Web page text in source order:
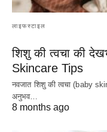
लाइफस्टाइल
शिशु की त्वचा की
Skincare Tips
नवजात शिशु की त्वचा (baby
अनुभव…
8 months ago